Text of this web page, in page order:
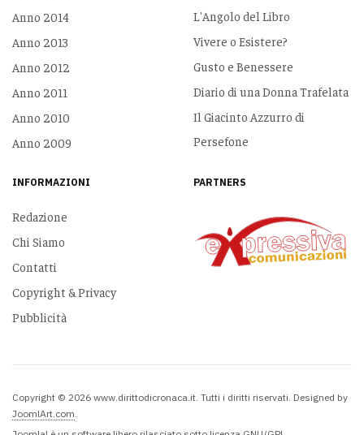
Anno 2014
Anno 2013
Anno 2012
Anno 2011
Anno 2010
Anno 2009
L'Angolo del Libro
Vivere o Esistere?
Gusto e Benessere
Diario di una Donna Trafelata
Il Giacinto Azzurro di
Persefone
INFORMAZIONI
Redazione
Chi Siamo
Contatti
Copyright & Privacy
Pubblicità
PARTNERS
Copyright © 2026 www.dirittodicronaca.it. Tutti i diritti riservati. Designed by
JoomlArt.com.